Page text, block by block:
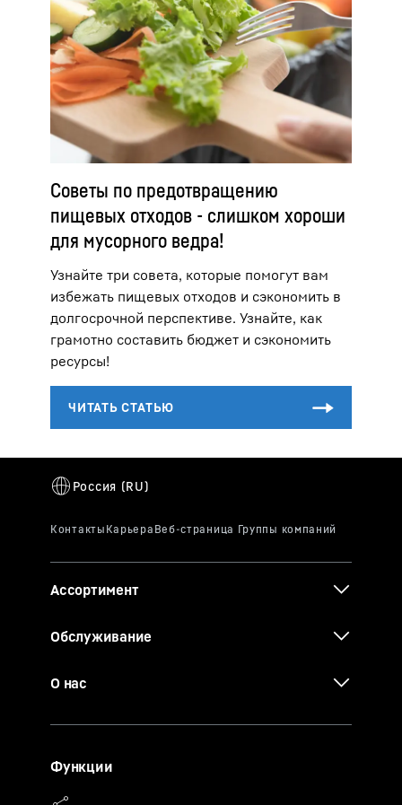
Советы по предотвращению
пищевых отходов - слишком хороши
для мусорного ведра!
Узнайте три совета, которые помогут вам
избежать пищевых отходов и сэкономить в
долгосрочной перспективе. Узнайте, как
грамотно составить бюджет и сэкономить
ресурсы!
Ассортимент
Обслуживание
О нас
Функции